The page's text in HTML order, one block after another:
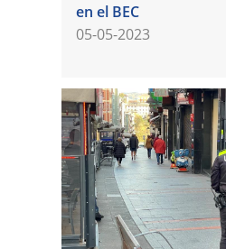
en el BEC
05-05-2023